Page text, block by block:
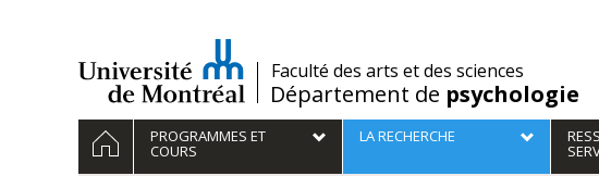
/Faculté des arts et des sciences
Département de psychologie
Navigation
principale
ACCUEILPROGRAMMES ET
COURS
LA RECHERCHE